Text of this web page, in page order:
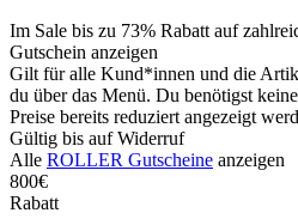
Im Sale bis zu 73% Rabatt auf
Gutschein anzeigen
Gilt für alle Kund*innen und die
du über das Menü. Du benötigst
Preise bereits reduziert angezeigt
Gültig bis auf Widerruf
Alle ROLLER Gutscheine anzeigen
800€
Rabatt